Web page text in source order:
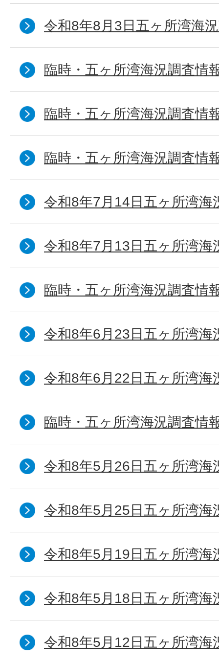
令和8年8月3日五ヶ所湾海
臨時・五ヶ所湾海況調査情
臨時・五ヶ所湾海況調査情
臨時・五ヶ所湾海況調査情
令和8年7月14日五ヶ所湾海
令和8年7月13日五ヶ所湾海
臨時・五ヶ所湾海況調査情
令和8年6月23日五ヶ所湾海
令和8年6月22日五ヶ所湾海
臨時・五ヶ所湾海況調査情
令和8年5月26日五ヶ所湾海
令和8年5月25日五ヶ所湾海
令和8年5月19日五ヶ所湾海
令和8年5月18日五ヶ所湾海
令和8年5月12日五ヶ所湾海